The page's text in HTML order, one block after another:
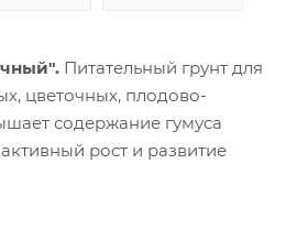
Питательный грунт для
цветочных, плодово-
содержание гумуса
рост и развитие